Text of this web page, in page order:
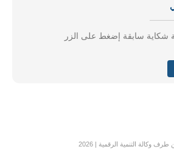
شكاية سابقة إضغط على الزر
وكالة التنمية الرقمية | 2026